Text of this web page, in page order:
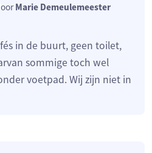
Marie Demeulemeester
in de buurt, geen toilet,
sommige toch wel
voetpad. Wij zijn niet in